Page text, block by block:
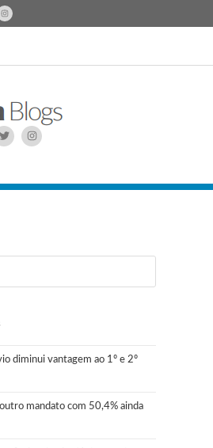
diminui vantagem ao 1º e 2º
mandato com 50,4% ainda